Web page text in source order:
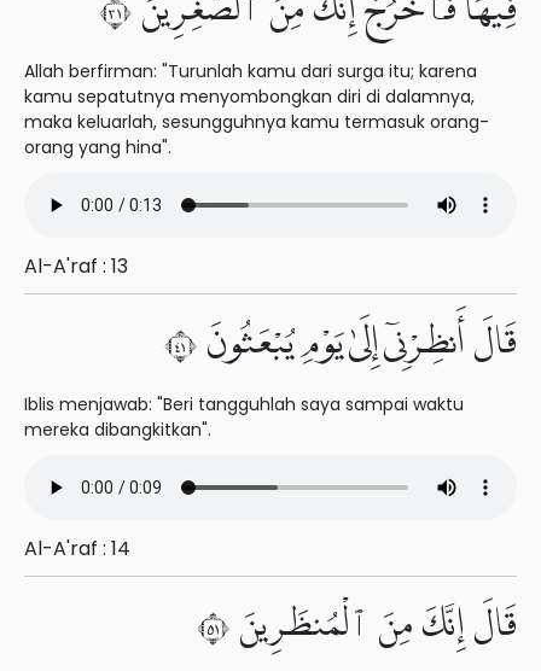
Allah berfirman: "Turunlah kamu dari surga itu; karena
kamu sepatutnya menyombongkan diri di dalamnya,
maka keluarlah, sesungguhnya kamu termasuk orang-
orang yang hina".
Al-A'raf : 13
قَالَ أَنظِرْنِىٓ إِلَىٰ يَوْمِ يُبْعَثُونَ ١٤
Iblis menjawab: "Beri tangguhlah saya sampai waktu
mereka dibangkitkan".
Al-A'raf : 14
قَالَ إِنَّكَ مِنَ ٱلْمُنظَرِينَ ١٥